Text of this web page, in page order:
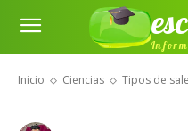
Inicio Ciencias Tipos de
Tipos de